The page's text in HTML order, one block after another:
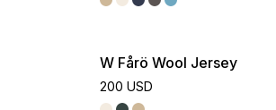
W Fårö Wool Jersey
200 USD